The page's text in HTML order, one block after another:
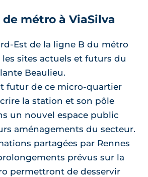
métro à ViaSilva
Est de la ligne B du métro
les sites actuels et futurs du
Beaulieu.
futur de ce micro-quartier
la station et son pôle
un nouvel espace public
aménagements du secteur.
partagées par Rennes
prévus sur la
permettront de desservir